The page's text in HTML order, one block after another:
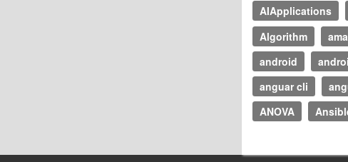
AI Automation
AI Engineering
AI Workflow
AIApplications
android